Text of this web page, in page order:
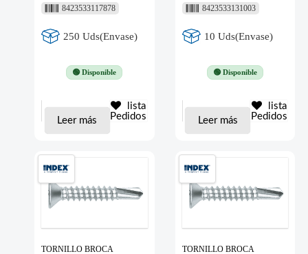
8423533117878
250 Uds(Envase)
🟢 Disponible
Leer más
lista
Pedidos
8423533131003
10 Uds(Envase)
🟢 Disponible
Leer más
lista
Pedidos
TORNILLO BROCA TORNILLO BROCA